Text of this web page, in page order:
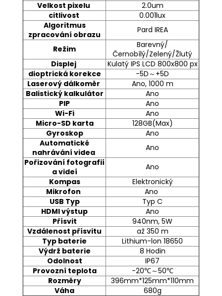
Velkost pixelu
2.0um
citlivost
0.001lux
Algoritmus
zpracování obrazu
Pard IREA
Režim
Barevný/
Černobílý/Zelený/Žlutý
Displej
Kulatý IPS LCD 800x800 px
dioptrická korekce
-5D～+5D
Laserový dálkoměr
Ano, 1000 m
Balistický kalkulátor
Ano
PIP
Ano
Wi-Fi
Ano
Micro-SD karta
128GB(Max)
Gyroskop
Ano
Automatické
nahrávání videa
Ano
Pořizování fotografií
a videí
Ano
Kompas
Elektronický
Mikrofon
Ano
USB Typ
Typ C
HDMI výstup
Ano
Přísvit
940nm, 5W
Vzdálenost přísvitu
až 350 m
Typ baterie
Lithium-lon 18650
Výdrž baterie
8 Hodin
Odolnost
IP67
Provozní teplota
-20℃～50℃
Rozměry
396mm*125mm*110mm
Váha
680g